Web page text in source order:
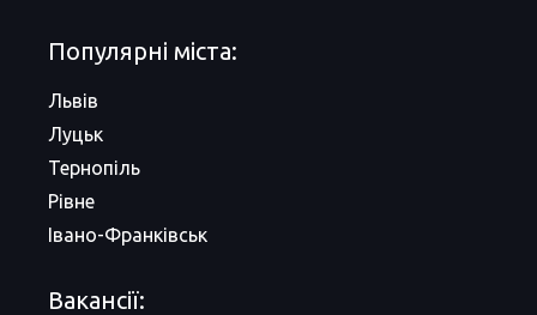
Популярні міста:
Львів
Луцьк
Тернопіль
Рівне
Івано-Франківськ
Вакансії: